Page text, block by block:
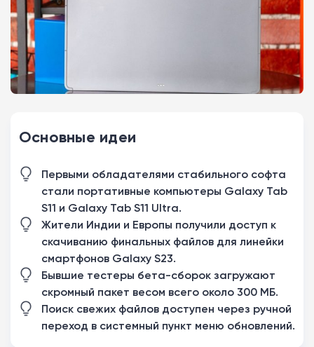
Основные идеи
Первыми обладателями стабильного софта
стали портативные компьютеры Galaxy Tab
S11 и Galaxy Tab S11 Ultra.
Жители Индии и Европы получили доступ к
скачиванию финальных файлов для линейки
смартфонов Galaxy S23.
Бывшие тестеры бета-сборок загружают
скромный пакет весом всего около 300 МБ.
Поиск свежих файлов доступен через ручной
переход в системный пункт меню обновлений.